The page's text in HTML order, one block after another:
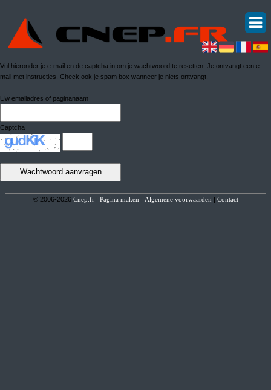
Vul hieronder je e-mail en de captcha in om je wachtwoord te resetten. Je ontvangt een e-
mail met instructies. Check ook je spam box wanneer je niets ontvangt.
Uw emailadres of paginanaam
Captcha
© 2006-2026 Cnep.fr| Pagina maken | Algemene voorwaarden | Contact